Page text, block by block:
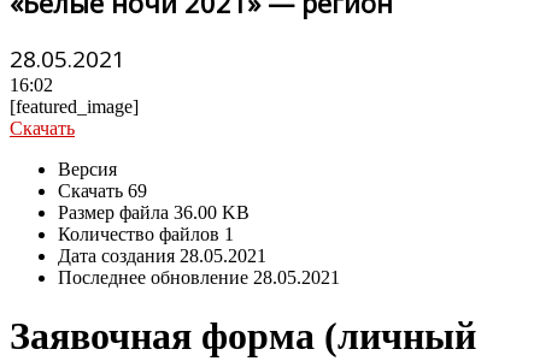
28.05.2021
16:02
[featured_image]
Скачать
Версия
Скачать 69
Размер файла 36.00 KB
Количество файлов 1
Дата создания 28.05.2021
Последнее обновление 28.05.2021
Заявочная форма (личный